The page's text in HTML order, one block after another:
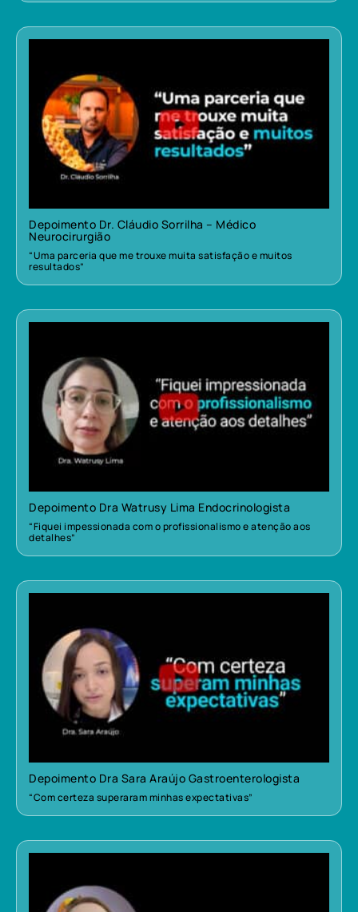
Depoimento Dr. Cláudio Sorrilha – Médico
Neurocirurgião
“Uma parceria que me trouxe muita satisfação e muitos
resultados”
Depoimento Dra Watrusy Lima Endocrinologista
“Fiquei impessionada com o profissionalismo e atenção aos
detalhes”
Depoimento Dra Sara Araújo Gastroenterologista
“Com certeza superaram minhas expectativas”